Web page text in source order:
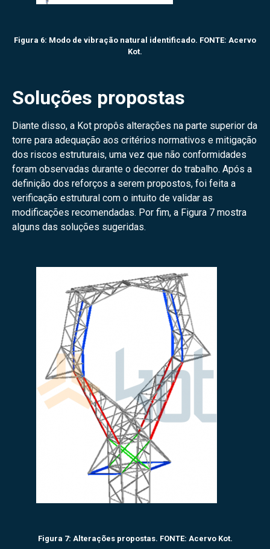
Figura 6: Modo de vibração natural identificado. FONTE: Acervo
Kot.
Soluções propostas
Diante disso, a Kot propôs alterações na parte superior da
torre para adequação aos critérios normativos e mitigação
dos riscos estruturais, uma vez que não conformidades
foram observadas durante o decorrer do trabalho. Após a
definição dos reforços a serem propostos, foi feita a
verificação estrutural com o intuito de validar as
modificações recomendadas. Por fim, a Figura 7 mostra
alguns das soluções sugeridas.
Figura 7: Alterações propostas. FONTE: Acervo Kot.